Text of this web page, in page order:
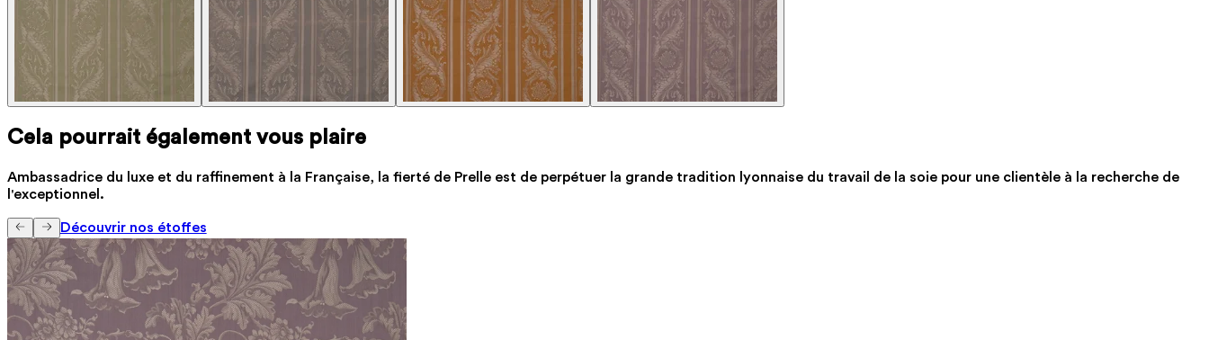
Cela pourrait également vous plaire
Ambassadrice du luxe et du raffinement à la Française, la fierté de Prelle est de perpétuer la grande tradition lyonnaise du travail de la soie pour une clientèle à la recherche de
l'exceptionnel.
Découvrir nos étoffes